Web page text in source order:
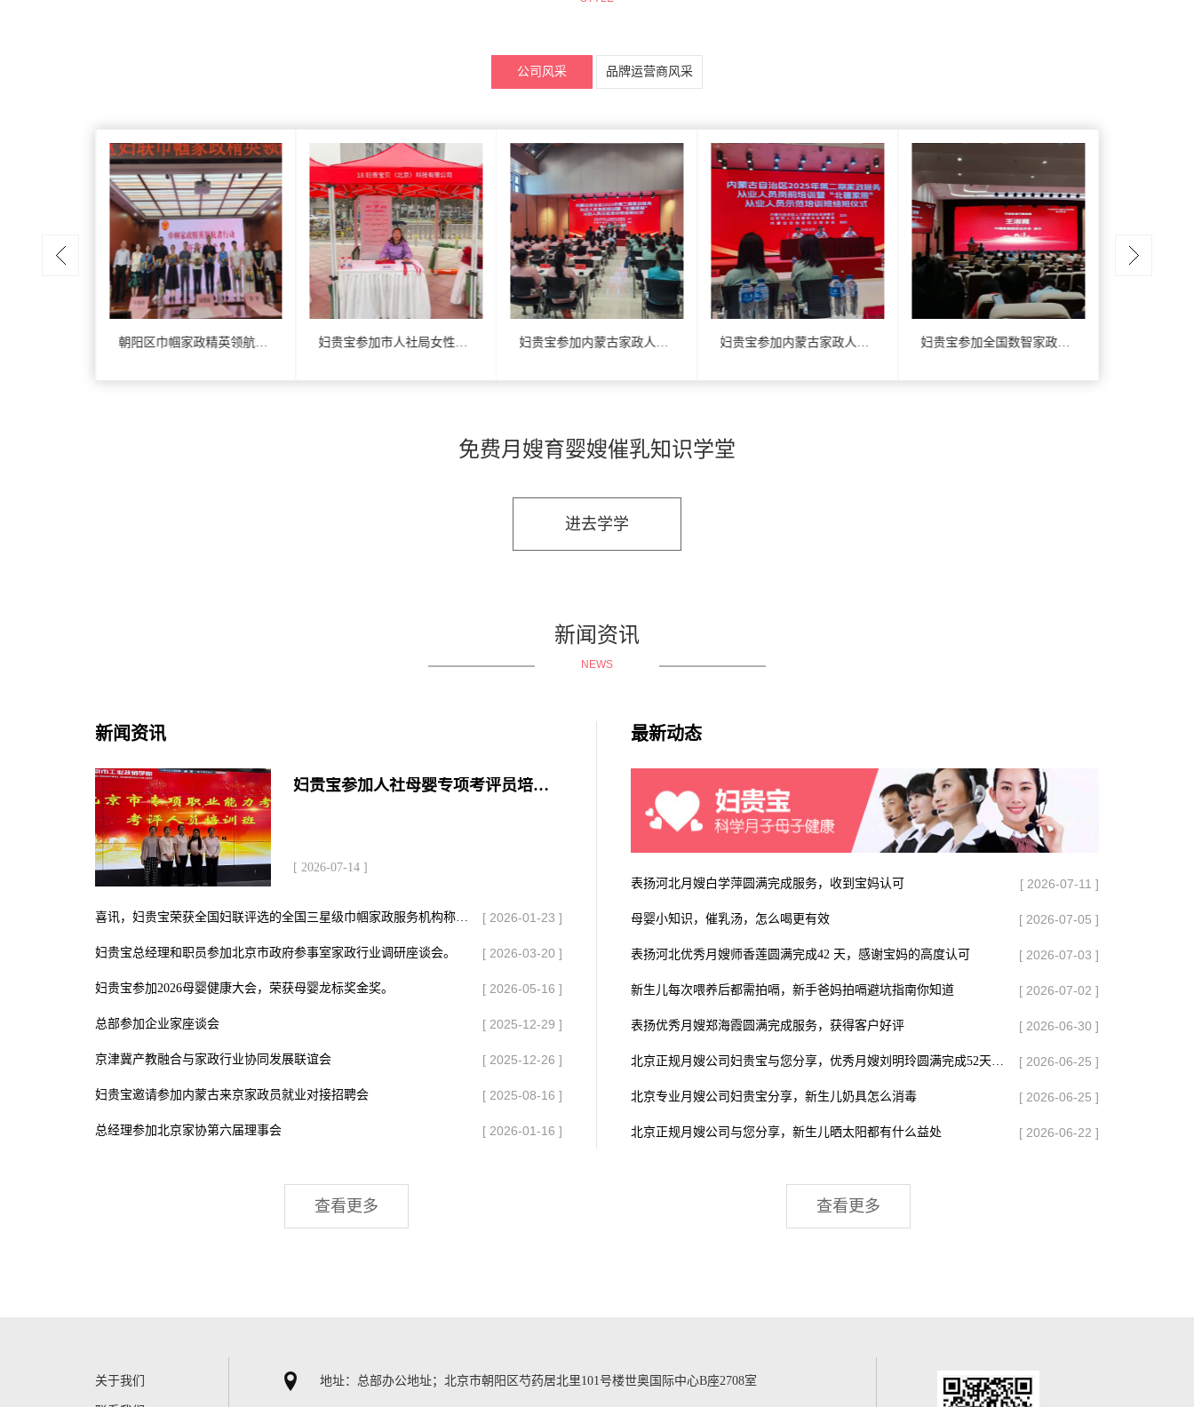
公司风采 品牌运营商风采
朝阳区巾帼家政精英领航开营仪式 妇贵宝参加市人社局女性专场招聘会 妇贵宝参加内蒙古家政人员来京就业招聘会 妇贵宝参加内蒙古家政人员来京就业招聘会 妇贵宝参加全国数智家政产教融合生态发展联盟成立大会
免费月嫂育婴嫂催乳知识学堂
进去学学
新闻资讯
NEWS
新闻资讯
妇贵宝参加人社母婴专项考评员培训班
[ 2026-07-14 ]
喜讯，妇贵宝荣获全国妇联评选的全国三星级巾帼家政服务机构称号！ [ 2026-01-23 ]
妇贵宝总经理和职员参加北京市政府参事室家政行业调研座谈会。 [ 2026-03-20 ]
妇贵宝参加2026母婴健康大会，荣获母婴龙标奖金奖。 [ 2026-05-16 ]
总部参加企业家座谈会 [ 2025-12-29 ]
京津冀产教融合与家政行业协同发展联谊会 [ 2025-12-26 ]
妇贵宝邀请参加内蒙古来京家政员就业对接招聘会 [ 2025-08-16 ]
总经理参加北京家协第六届理事会 [ 2026-01-16 ]
最新动态
表扬河北月嫂白学萍圆满完成服务，收到宝妈认可 [ 2026-07-11 ]
母婴小知识，催乳汤，怎么喝更有效 [ 2026-07-05 ]
表扬河北优秀月嫂师香莲圆满完成42 天，感谢宝妈的高度认可 [ 2026-07-03 ]
新生儿每次喂养后都需拍嗝，新手爸妈拍嗝避坑指南你知道 [ 2026-07-02 ]
表扬优秀月嫂郑海霞圆满完成服务，获得客户好评 [ 2026-06-30 ]
[ 2026-06-25 ]
北京专业月嫂公司妇贵宝分享，新生儿奶具怎么消毒 [ 2026-06-25 ]
北京正规月嫂公司与您分享，新生儿晒太阳都有什么益处 [ 2026-06-22 ]
查看更多 查看更多
关于我们 地址：总部办公地址；北京市朝阳区芍药居北里101号楼世奥国际中心B座2708室